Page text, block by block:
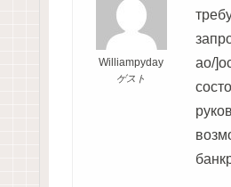
Williampyday
ゲスト
ao/